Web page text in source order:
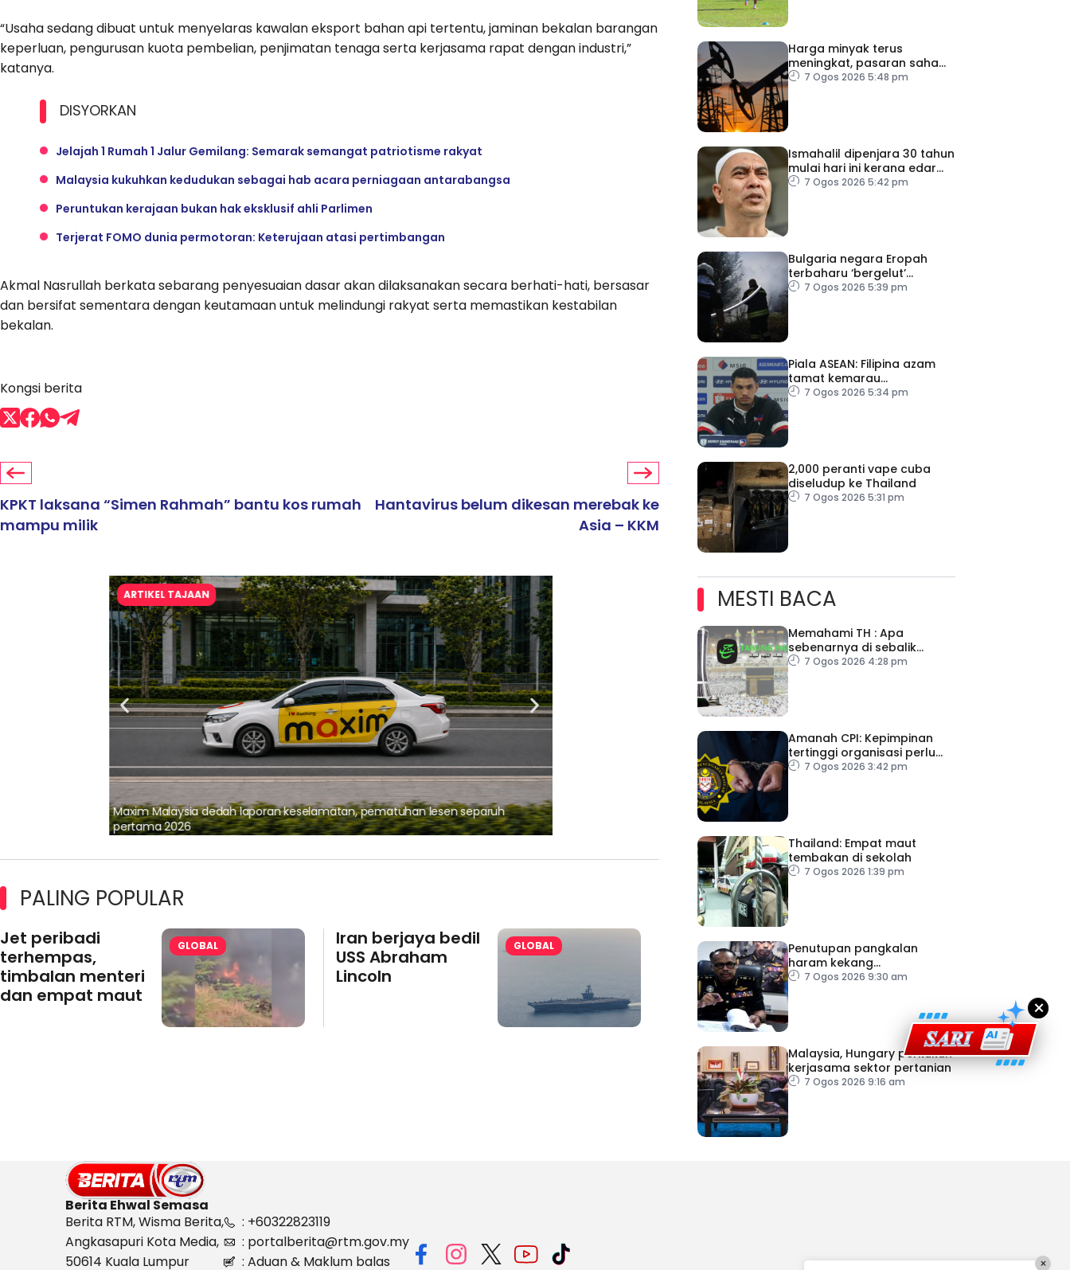
“Usaha sedang dibuat untuk menyelaras kawalan eksport bahan api tertentu, jaminan bekalan barangan
keperluan, pengurusan kuota pembelian, penjimatan tenaga serta kerjasama rapat dengan industri,”
katanya.
DISYORKAN
Jelajah 1 Rumah 1 Jalur Gemilang: Semarak semangat patriotisme rakyat
Malaysia kukuhkan kedudukan sebagai hab acara perniagaan antarabangsa
Peruntukan kerajaan bukan hak eksklusif ahli Parlimen
Terjerat FOMO dunia permotoran: Keterujaan atasi pertimbangan
Akmal Nasrullah berkata sebarang penyesuaian dasar akan dilaksanakan secara berhati-hati, bersasar
dan bersifat sementara dengan keutamaan untuk melindungi rakyat serta memastikan kestabilan
bekalan.
Kongsi berita
KPKT laksana “Simen Rahmah” bantu kos rumah
mampu milik
Hantavirus belum dikesan merebak ke
Asia – KKM
ARTIKEL TAJAAN
Maxim Malaysia dedah laporan keselamatan, pematuhan lesen separuh
pertama 2026
Ajinomoto (Malaysia) Berhad Perkasa SCORE Marathon 2026 Melalui Kerjasama
aminoVITAL® Bersama Pempengaruh Larian Antarabangsa
PALING POPULAR
Jet peribadi
terhempas,
timbalan menteri
dan empat maut
GLOBAL
Iran berjaya bedil
USS Abraham
Lincoln
GLOBAL
Harga minyak terus
meningkat, pasaran saham
merosot ekoran
7 Ogos 2026 5:48 pm
Ismahalil dipenjara 30 tahun
mulai hari ini kerana edar
dadah
7 Ogos 2026 5:42 pm
Bulgaria negara Eropah
terbaharu ‘bergelut’
kebakaran hutan
7 Ogos 2026 5:39 pm
Piala ASEAN: Filipina azam
tamat kemarau
kemenangan ke atas
7 Ogos 2026 5:34 pm
2,000 peranti vape cuba
diseludup ke Thailand
7 Ogos 2026 5:31 pm
MESTI BACA
Memahami TH : Apa
sebenarnya di sebalik
angka
7 Ogos 2026 4:28 pm
Amanah CPI: Kepimpinan
tertinggi organisasi perlu
pacu reformasi radikal
7 Ogos 2026 3:42 pm
Thailand: Empat maut
tembakan di sekolah
7 Ogos 2026 1:39 pm
Penutupan pangkalan
haram kekang
penyeludupan di Kelantan
7 Ogos 2026 9:30 am
Malaysia, Hungary perkukuh
kerjasama sektor pertanian
7 Ogos 2026 9:16 am
×
Berita Ehwal Semasa
Berita RTM, Wisma Berita,
Angkasapuri Kota Media,
50614 Kuala Lumpur
: +60322823119
: portalberita@rtm.gov.my
: Aduan & Maklum balas
×